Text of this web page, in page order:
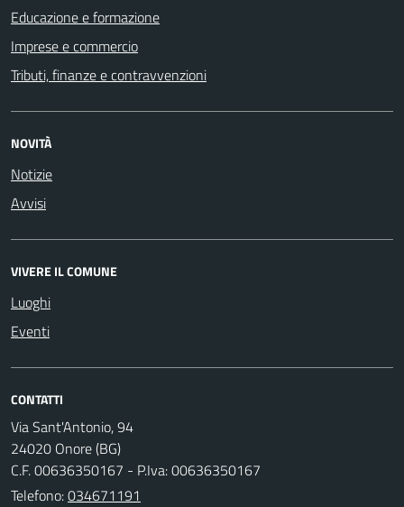
Educazione e formazione
Imprese e commercio
Tributi, finanze e contravvenzioni
NOVITÀ
Notizie
Avvisi
VIVERE IL COMUNE
Luoghi
Eventi
CONTATTI
Via Sant'Antonio, 94
24020 Onore (BG)
C.F. 00636350167 - P.Iva: 00636350167
Telefono:034671191